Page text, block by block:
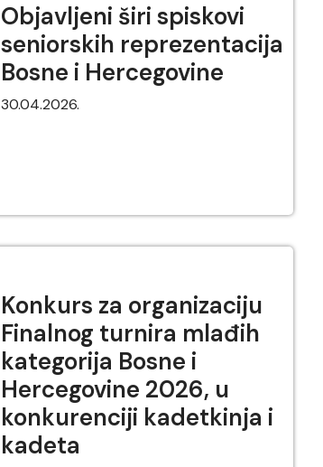
Objavljeni širi spiskovi
seniorskih reprezentacija
Bosne i Hercegovine
30.04.2026.
Konkurs za organizaciju
Finalnog turnira mlađih
kategorija Bosne i
Hercegovine 2026, u
konkurenciji kadetkinja i
kadeta